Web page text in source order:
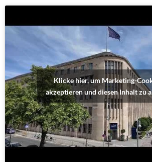
Klicke hier, um Marketing-
akzeptieren und diesen Inhalt zu